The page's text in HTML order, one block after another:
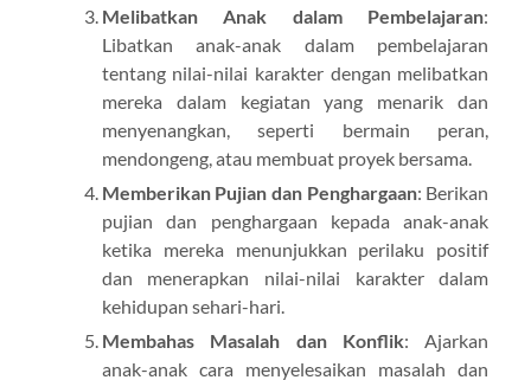
Melibatkan Anak dalam Pembelajaran:
Libatkan anak-anak dalam pembelajaran
tentang nilai-nilai karakter dengan melibatkan
mereka dalam kegiatan yang menarik dan
menyenangkan, seperti bermain peran,
mendongeng, atau membuat proyek bersama.
Memberikan Pujian dan Penghargaan: Berikan
pujian dan penghargaan kepada anak-anak
ketika mereka menunjukkan perilaku positif
dan menerapkan nilai-nilai karakter dalam
kehidupan sehari-hari.
Membahas Masalah dan Konflik: Ajarkan
anak-anak cara menyelesaikan masalah dan